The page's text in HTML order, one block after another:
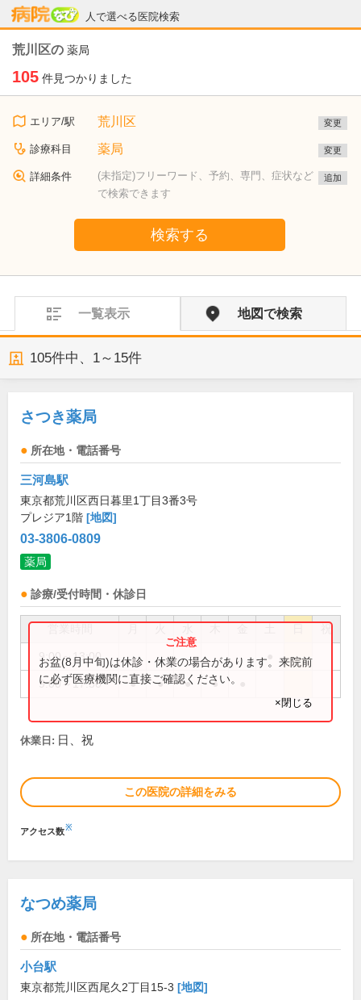
人で選べる医院検索
病院なび
荒川区の 薬局
105 件見つかりました
エリア/駅 荒川区 変更
診療科目 薬局 変更
詳細条件
(未指定)フリーワード、予約、専門、症状など
で検索できます
追加
検索する
一覧表示 地図で検索
105件中、 1～15件
さつき薬局
所在地・電話番号
三河島駅
東京都荒川区西日暮里1丁目3番3号
プレジア1階 [地図]
03-3806-0809
薬局
診療/受付時間・休診日
祝
9:00～13:00
9:00～17:30 ● ● ● ●
お盆(8月中旬)は休診・休業の場合があります。来院前
に必ず医療機関に直接ご確認ください。
×閉じる
休業日: 日、祝
この医院の詳細をみる
アクセス数※
なつめ薬局
所在地・電話番号
小台駅
東京都荒川区西尾久2丁目15-3 [地図]